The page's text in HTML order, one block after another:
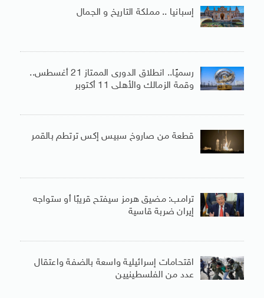
إسبانيا .. مملكة التاريخ و الجمال
رسميًا.. انطلاق الدورى الممتاز 21 أغسطس..
وقمة الزمالك والأهلى 11 أكتوبر
قطعة من صاروخ سبيس إكس ترتطم بالقمر
ترامب: مضيق هرمز سيفتح قريبًا أو ستواجه
إيران ضربة قاسية
اقتحامات إسرائيلية واسعة بالضفة واعتقال
عدد من الفلسطينيين